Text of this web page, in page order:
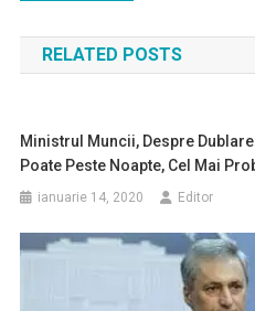
în
articole
RELATED POSTS
Ministrul Muncii, Despre
Poate Peste Noapte, Cel Mai
ianuarie 14, 2020 Editor